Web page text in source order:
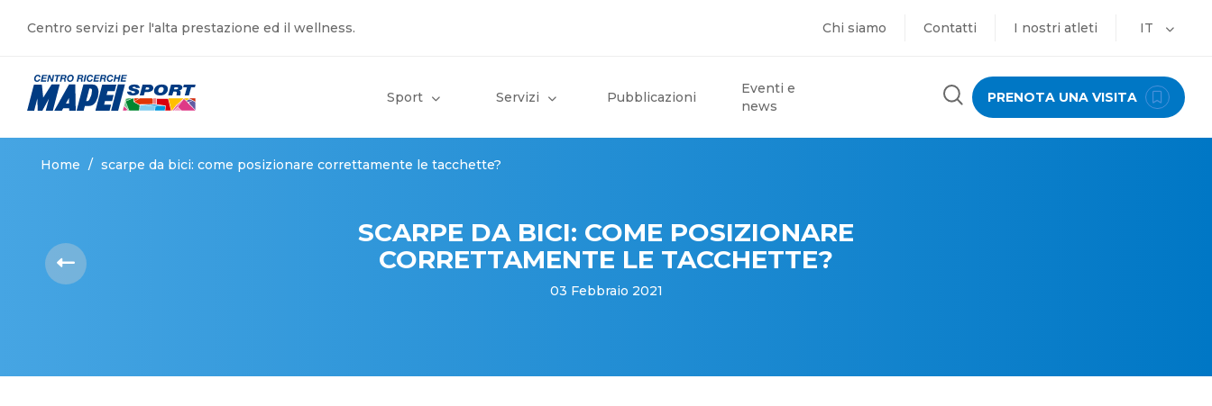
Centro servizi per l'alta prestazione ed il wellness. Chi siamo Contatti I nostri atleti IT
Sport Servizi Pubblicazioni
Eventi e
news
PRENOTA UNA VISITA
Home / scarpe da bici: come posizionare correttamente le tacchette?
SCARPE DA BICI: COME POSIZIONARE
CORRETTAMENTE LE TACCHETTE?
03 Febbraio 2021